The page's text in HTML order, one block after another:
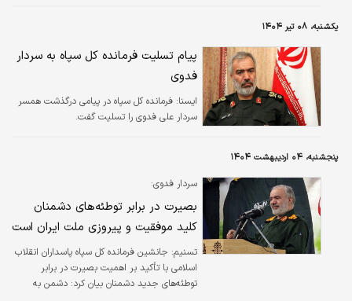
یکشنبه، ۰۸ تیر ۱۴۰۴
پیام تسلیت فرمانده کل سپاه به سردار
فدوی
ايسنا: فرمانده کل سپاه در پیامی درگذشت همسر
سردار علی فدوی را تسلیت گفت.
پنجشنبه، ۰۴ اردیبهشت ۱۴۰۴
سردار فدوی:
بصیرت در برابر توطئه‌های دشمنان
کلید موفقیت و پیروزی ملت ایران است
تسنیم: جانشین فرمانده کل سپاه پاسداران انقلاب
اسلامی با تأکید بر اهمیت بصیرت در برابر
توطئه‌های جدید دشمنان بیان کرد: دشمن به